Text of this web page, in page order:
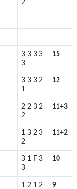
2
3 3 3 3
3
15
3 3 3 2
1
12
2 2 3 2
2
11+3
1 3 2 3
2
11+2
3 1 F 3
3
10
1 2 1 2
9